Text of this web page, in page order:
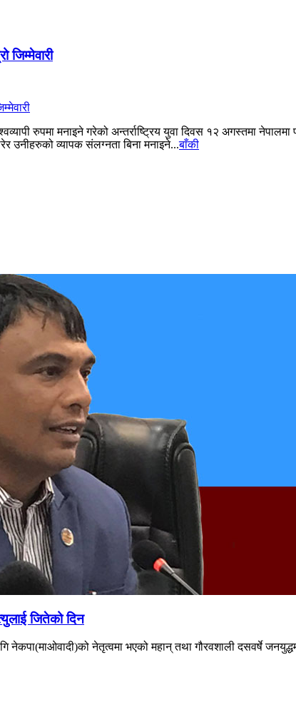
जिम्मेवारी
रुपमा मनाइने गरेको अन्तर्राष्ट्रिय युवा दिवस १२ अगस्तमा
उनीहरुको व्यापक संलग्नता बिना मनाइने...बाँकी
जितेको दिन
नेकपा(माओवादी)को नेतृत्वमा भएको महान् तथा गौरवशाली दसवर्षे